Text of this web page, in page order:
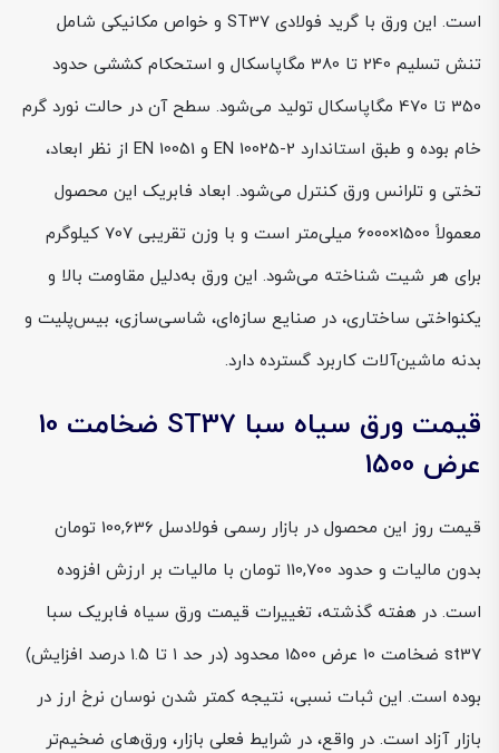
است. این ورق با گرید فولادی ST37 و خواص مکانیکی شامل
تنش تسلیم 240 تا 380 مگاپاسکال و استحکام کششی حدود
350 تا 470 مگاپاسکال تولید می‌شود. سطح آن در حالت نورد گرم
خام بوده و طبق استاندارد EN 10025-2 و EN 10051 از نظر ابعاد،
تختی و تلرانس ورق کنترل می‌شود. ابعاد فابریک این محصول
معمولاً 1500×6000 میلی‌متر است و با وزن تقریبی 707 کیلوگرم
برای هر شیت شناخته می‌شود. این ورق به‌دلیل مقاومت بالا و
یکنواختی ساختاری، در صنایع سازه‌ای، شاسی‌سازی، بیس‌پلیت و
بدنه ماشین‌آلات کاربرد گسترده دارد.
قیمت ورق سیاه سبا ST37 ضخامت 10
عرض 1500
قیمت روز این محصول در بازار رسمی فولادسل 100,636 تومان
بدون مالیات و حدود 110,700 تومان با مالیات بر ارزش افزوده
است. در هفته گذشته، تغییرات قیمت ورق سیاه فابریک سبا
st37 ضخامت 10 عرض 1500 محدود (در حد ۱ تا ۱.۵ درصد افزایش)
بوده است. این ثبات نسبی، نتیجه کمتر شدن نوسان نرخ ارز در
بازار آزاد است. در واقع، در شرایط فعلی بازار، ورق‌های ضخیم‌تر